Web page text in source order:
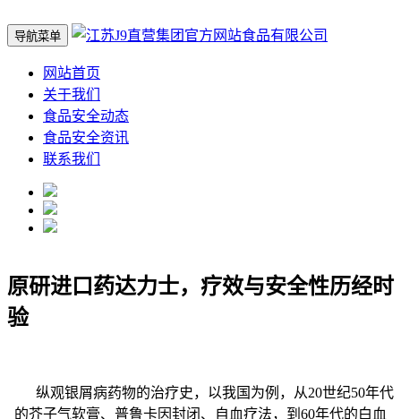
导航菜单
网站首页
关于我们
食品安全动态
食品安全资讯
联系我们
原研进口药达力士，疗效与安全性历经时
验
纵观银屑病药物的治疗史，以我国为例，从20世纪50年代
的芥子气软膏、普鲁卡因封闭、自血疗法，到60年代的白血